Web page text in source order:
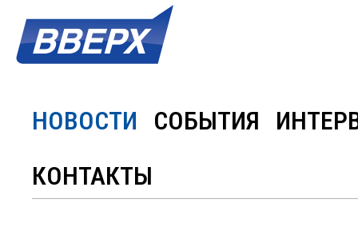
НОВОСТИ СОБЫТИЯ
КОНТАКТЫ